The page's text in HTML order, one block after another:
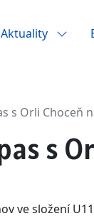
Aktuality
s Orli Choceň
s
ve složení